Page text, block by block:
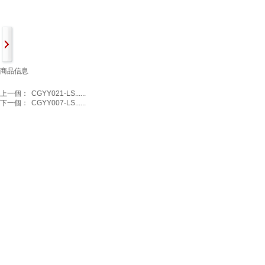
商品信息
上一個：
CGYY021-LS......
下一個：
CGYY007-LS......